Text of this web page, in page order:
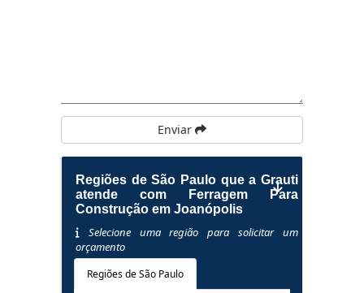
Enviar
Regiões de São Paulo que a Grauti
atende com Ferragem Para
Construção em Joanópolis
Selecione uma região para solicitar um
orçamento
Regiões de São Paulo